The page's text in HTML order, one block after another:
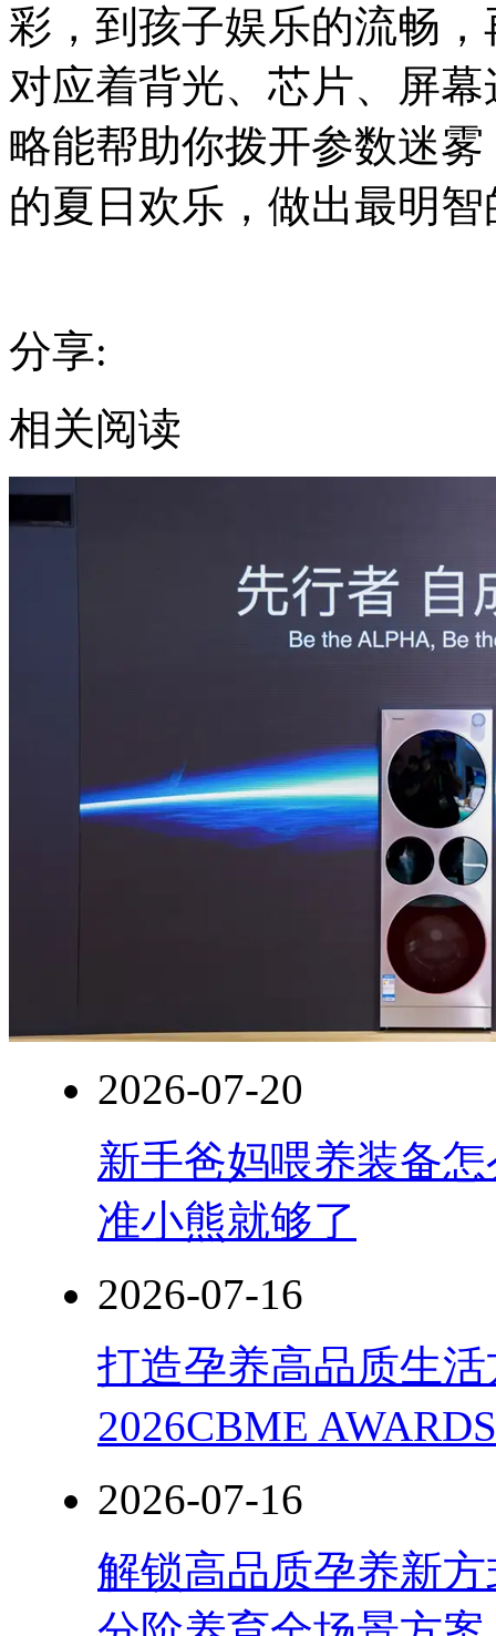
彩，到孩子娱乐的流畅
对应着背光、芯片、屏
略能帮助你拨开参数迷
的夏日欢乐，做出最明
分享:
相关阅读
2026-07-20
新手爸妈喂养装备
准小熊就够了
2026-07-16
打造孕养高品质生
2026CBME
2026-07-16
解锁高品质孕养新